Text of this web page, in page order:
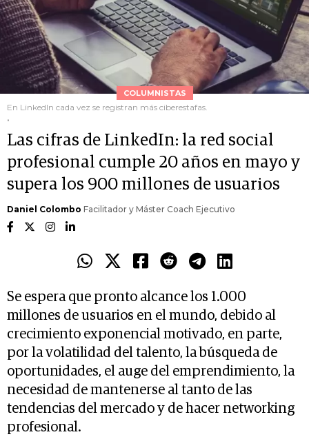
COLUMNISTAS
En LinkedIn cada vez se registran más ciberestafas.
.
Las cifras de LinkedIn: la red social
profesional cumple 20 años en mayo y
supera los 900 millones de usuarios
Daniel Colombo Facilitador y Máster Coach Ejecutivo
Se espera que pronto alcance los 1.000
millones de usuarios en el mundo, debido al
crecimiento exponencial motivado, en parte,
por la volatilidad del talento, la búsqueda de
oportunidades, el auge del emprendimiento, la
necesidad de mantenerse al tanto de las
tendencias del mercado y de hacer networking
profesional.